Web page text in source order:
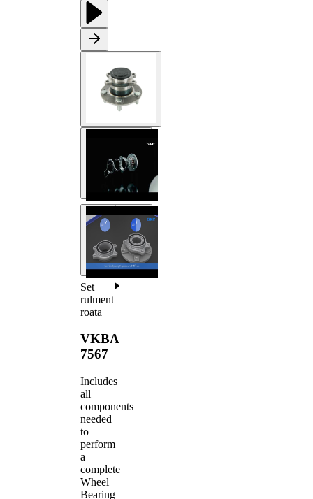
Set
rulment
roata
VKBA
7567
Includes
all
components
needed
to
perform
a
complete
Wheel
Bearing